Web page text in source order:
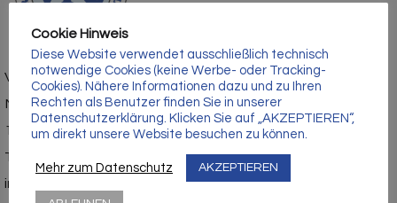
Vorpommerscher Fußballclub Anklam e.V.
Mühlenstraße 1
17389 Anklam
Tel.: 03971 – 210429
info@vfc-anklam.de
Cookie Hinweis
Diese Website verwendet ausschließlich technisch
notwendige Cookies (keine Werbe- oder Tracking-
Cookies). Nähere Informationen dazu und zu Ihren
Rechten als Benutzer finden Sie in unserer
Datenschutzerklärung. Klicken Sie auf „AKZEPTIEREN“,
um direkt unsere Website besuchen zu können.
Mehr zum Datenschutz AKZEPTIEREN